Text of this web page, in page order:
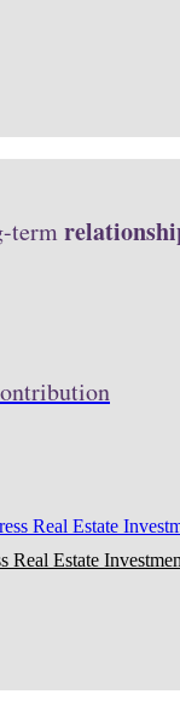
term
Real Estate